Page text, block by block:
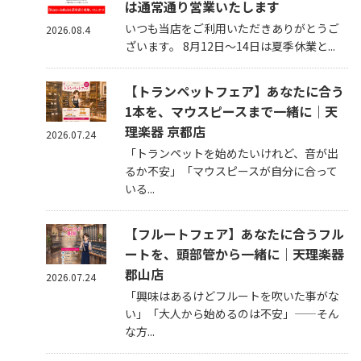
は通常通り営業いたします
いつも当店をご利用いただきありがとうご
ざいます。 8月12日～14日は夏季休業と...
2026.08.4
【トランペットフェア】あなたに合う
1本を、マウスピースまで一緒に｜天
理楽器 京都店
「トランペットを始めたいけれど、音が出
るか不安」「マウスピースが自分に合って
いる...
2026.07.24
【フルートフェア】あなたに合うフル
ートを、頭部管から一緒に｜天理楽器
郡山店
「興味はあるけどフルートを吹いた事がな
い」「大人から始めるのは不安」——そん
な方...
2026.07.24